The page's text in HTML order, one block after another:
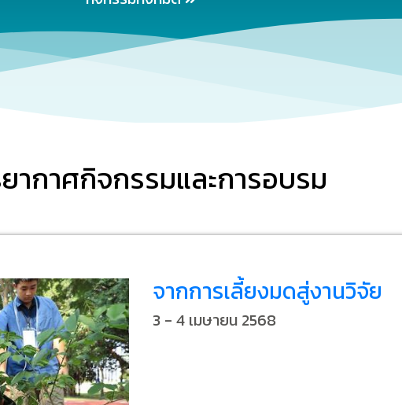
ากาศกิจกรรมและการอบรม
จากการเลี้ยงมดสู่งานวิจัย
3 - 4 เมษายน 2568
โครงการสัมมนาเชิงปฏิบัติกา
Museum Management:
การจัดการพิพิธภัณฑ์ 101
เรียนรู้การบริหารจัดการพิพิธภัณฑ์ด้านต่าง ๆ
เทคนิคการต่อกระดูกปลาเพื่